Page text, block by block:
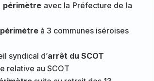
périmètre avec la Préfecture de la
à 3 communes iséroises
syndical d’arrêt du SCOT
relative au SCOT